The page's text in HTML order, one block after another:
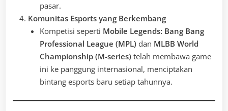
pasar.
Komunitas Esports yang Berkembang
Kompetisi seperti Mobile Legends: Bang Bang
Professional League (MPL)dan MLBB World
Championship (M-series)telah membawa game
ini ke panggung internasional, menciptakan
bintang esports baru setiap tahunnya.